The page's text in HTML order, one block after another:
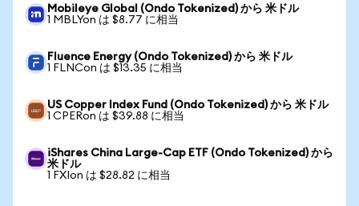
Mobileye Global (Ondo Tokenized) から 米ドル
1 MBLYon は $8.77 に相当
Fluence Energy (Ondo Tokenized) から 米ドル
1 FLNCon は $13.35 に相当
US Copper Index Fund (Ondo Tokenized) から 米ドル
1 CPERon は $39.88 に相当
iShares China Large-Cap ETF (Ondo Tokenized) から
米ドル
1 FXIon は $28.82 に相当